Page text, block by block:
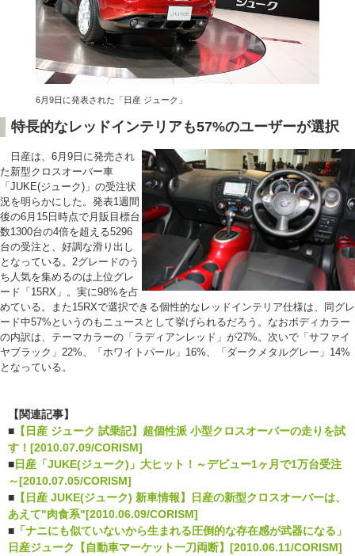
6月9日に発表された「日産 ジューク」
特長的なレッドインテリアも57%のユーザーが選択
日産は、6月9日に発売され
た新型クロスオーバー車
「JUKE(ジューク)」の受注状
況を明らかにした。発表1週間
後の6月15日時点で月販目標台
数1300台の4倍を超える5296
台の受注と、好調な滑り出し
となっている。2グレードのう
ち人気を集めるのは上位グレ
ード「15RX」。実に98%を占
めている。また15RXで選択できる個性的なレッドインテリア仕様は、同グレ
ード中57%というのもニュースとして挙げられるだろう。なおボディカラー
の内訳は、テーマカラーの「ラディアンレッド」が27%。次いで「サファイ
ヤブラック」22%、「ホワイトパール」16%、「ダークメタルグレー」14%
となっている。
【関連記事】
■ 【日産 ジューク 試乗記】超個性派 小型クロスオーバーの走りを試
す！[2010.07.09/CORISM]
■日産「JUKE(ジューク)」大ヒット！～デビュー1ヶ月で1万台受注
～[2010.07.05/CORISM]
■ 【日産 JUKE(ジューク) 新車情報】日産の新型クロスオーバーは、
あえて"肉食系"[2010.06.09/CORISM]
■ 「ナニにも似ていないから生まれる圧倒的な存在感が武器になる」
日産ジューク【自動車マーケット一刀両断】[2010.06.11/CORISM]